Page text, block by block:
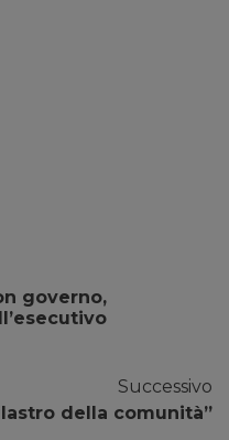
governo,
Successivo
della comunità”